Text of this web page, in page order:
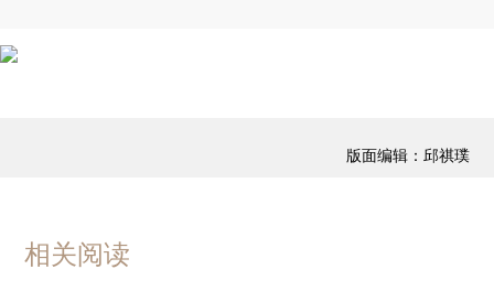
版面编辑：邱祺璞
相关阅读